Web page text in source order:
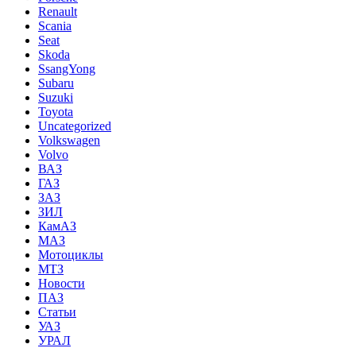
Renault
Scania
Seat
Skoda
SsangYong
Subaru
Suzuki
Toyota
Uncategorized
Volkswagen
Volvo
ВАЗ
ГАЗ
ЗАЗ
ЗИЛ
КамАЗ
МАЗ
Мотоциклы
МТЗ
Новости
ПАЗ
Статьи
УАЗ
УРАЛ